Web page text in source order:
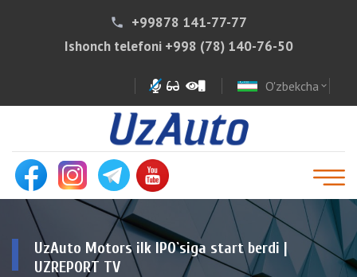
phone
+99878 141-77-77
Ishonch telefoni +998 (78) 140-76-50
O'zbekcha expand_more
UzAuto Motors ilk IPO`siga start berdi |
UZREPORT TV